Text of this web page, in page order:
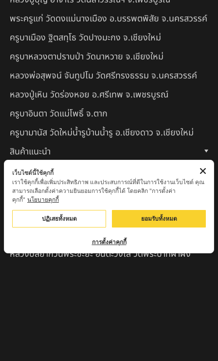
พระครูแก่ วัดดงแม่นางเมือง อ.บรรพตพิสัย จ.นครสวรรค์
ครูบาเมือง ฐิตสทฺโธ วัดปางมะกง จ.เชียงใหม่
ครูบาหลวงตาปราบป่า วัดนาหวาย จ.เชียงใหม่
หลวงพ่อสุพจน์ จันทูปโม วัดศรีทรงธรรม จ.นครสวรรค์
หลวงปู่เหิน วัดร่องหอย อ.ศรีเทพ จ.เพชรบูรณ์
ครูบาอินตา วัดแม่โพธิ์ จ.ตาก
ครูบามานัส วัดใหม่น้ำรูบ้านน้ำรู อ.เชียงดาว จ.เชียงใหม่
สินค้าแนะนำ
หลวงปู่แม่น สำนักสงฆ์เขาจันทร์ ต.โค่กสะอาด อ.ศรีเทพ
จ.เพชรบูรณ์
หลวงปู่พระครูเฒ่า (พระครูวิสุทธิวาที) วัดศิริมงคล
อ.ศรีเทพ จ.เพชรบูรณ์
ครูบาออ ปัณฑิต๊ะสำนักสงฆ์พระธาตุจอมแวะ จ.เชียงใหม่
หลวงปู่สยาก๊วนพระชะยะ อินต๊ะวังโส วัดพระบาทผาผึ้ง
เว็บไซต์นี้ใช้คุกกี้
เราใช้คุกกี้เพื่อเพิ่มประสิทธิภาพ และประสบการณ์ที่ดีในการใช้งานเว็บไซต์ คุณ
สามารถเลือกตั้งค่าความยินยอมการใช้คุกกี้ได้ โดยคลิก "การตั้งค่า
คุกกี้" นโยบายคุกกี้
ปฏิเสธทั้งหมด ยอมรับทั้งหมด
การตั้งค่าคุกกี้